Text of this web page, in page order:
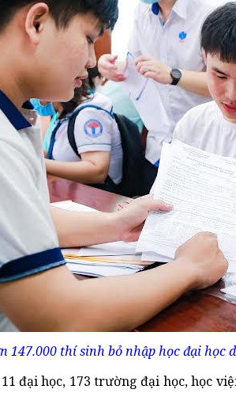
147.000 thí sinh bỏ nhập học đại học
đại học, 173 trường đại học, học